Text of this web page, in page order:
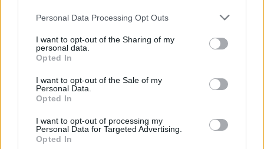
Personal Data Processing Opt Outs
I want to opt-out of the Sharing of my
personal data.
Opted In
I want to opt-out of the Sale of my
Personal Data.
Opted In
I want to opt-out of processing my
Personal Data for Targeted Advertising.
Opted In
Via i vigilantes dai campi nomadi
Il Comune manda i «gladiatori»
18/03/2012
Il Genoa manda l'Udinese ko
22/01/2012